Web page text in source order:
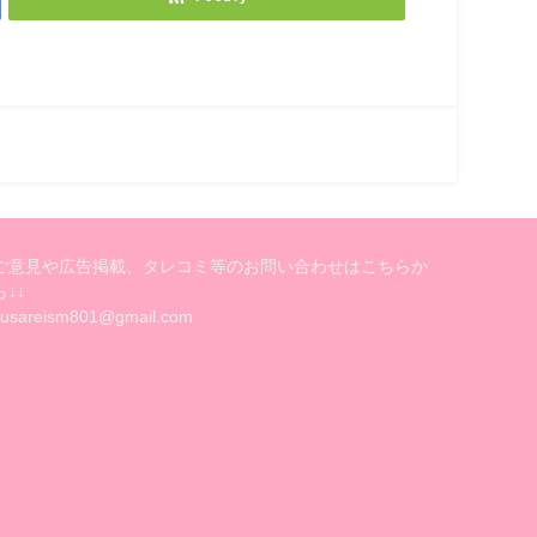
意見や広告掲載、タレコミ等のお問い合わせはこちらか
↓↓